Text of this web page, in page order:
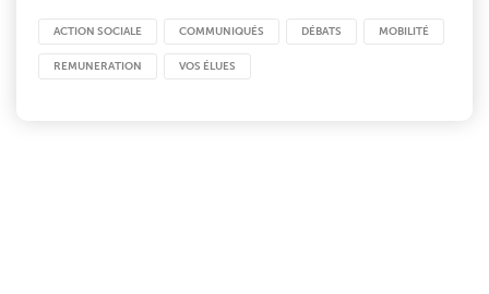
ACTION SOCIALE COMMUNIQUÉS DÉBATS MOBILITÉ
REMUNERATION VOS ÉLUES